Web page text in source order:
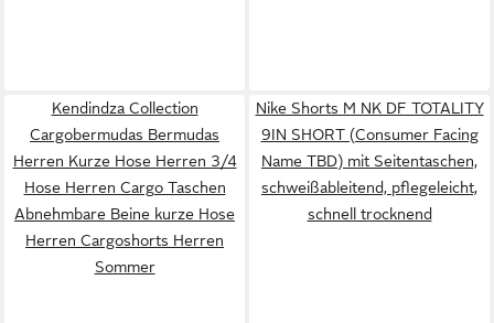
Kendindza Collection
Cargobermudas Bermudas
Herren Kurze Hose Herren 3/4
Hose Herren Cargo Taschen
Abnehmbare Beine kurze Hose
Herren Cargoshorts Herren
Sommer
Nike Shorts M NK DF TOTALITY
9IN SHORT (Consumer Facing
Name TBD) mit Seitentaschen,
schweißableitend, pflegeleicht,
schnell trocknend